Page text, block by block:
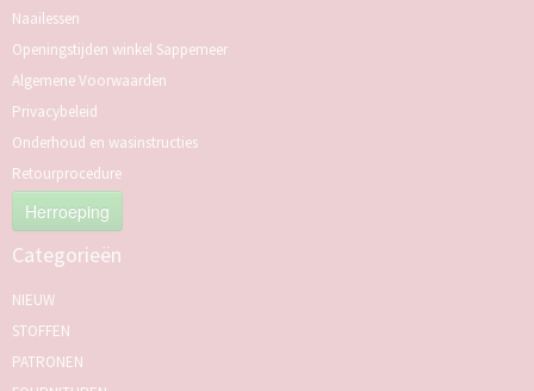
Naailessen
Openingstijden winkel Sappemeer
Algemene Voorwaarden
Privacybeleid
Onderhoud en wasinstructies
Retourprocedure
Herroeping
Categorieën
NIEUW
STOFFEN
PATRONEN